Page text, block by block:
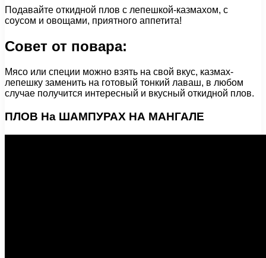
Подавайте откидной плов с лепешкой-казмахом, с
соусом и овощами, приятного аппетита!
Совет от повара:
Мясо или специи можно взять на свой вкус, казмах-
лепешку заменить на готовый тонкий лаваш, в любом
случае получится интересный и вкусный откидной плов.
ПЛОВ На ШАМПУРАХ НА МАНГАЛЕ